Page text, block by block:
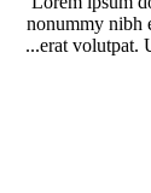
nonummy nibh
erat volutpat.